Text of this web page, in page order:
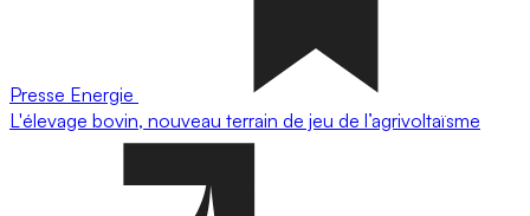
Presse Energie
L'élevage bovin, nouveau terrain de jeu de l’agrivoltaïsme